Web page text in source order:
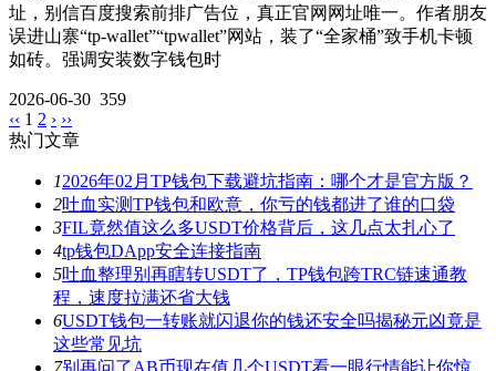
址，别信百度搜索前排广告位，真正官网网址唯一。作者朋友
误进山寨“tp-wallet”“tpwallet”网站，装了“全家桶”致手机卡顿
如砖。强调安装数字钱包时
2026-06-30 359
‹‹ 1 2 › ››
热门文章
12026年02月TP钱包下载避坑指南：哪个才是官方版？
2吐血实测TP钱包和欧意，你亏的钱都进了谁的口袋
3FIL竟然值这么多USDT价格背后，这几点太扎心了
4tp钱包DApp安全连接指南
5吐血整理别再瞎转USDT了，TP钱包跨TRC链速通教
程，速度拉满还省大钱
6USDT钱包一转账就闪退你的钱还安全吗揭秘元凶竟是
这些常见坑
7别再问了AB币现在值几个USDT看一眼行情能让你惊